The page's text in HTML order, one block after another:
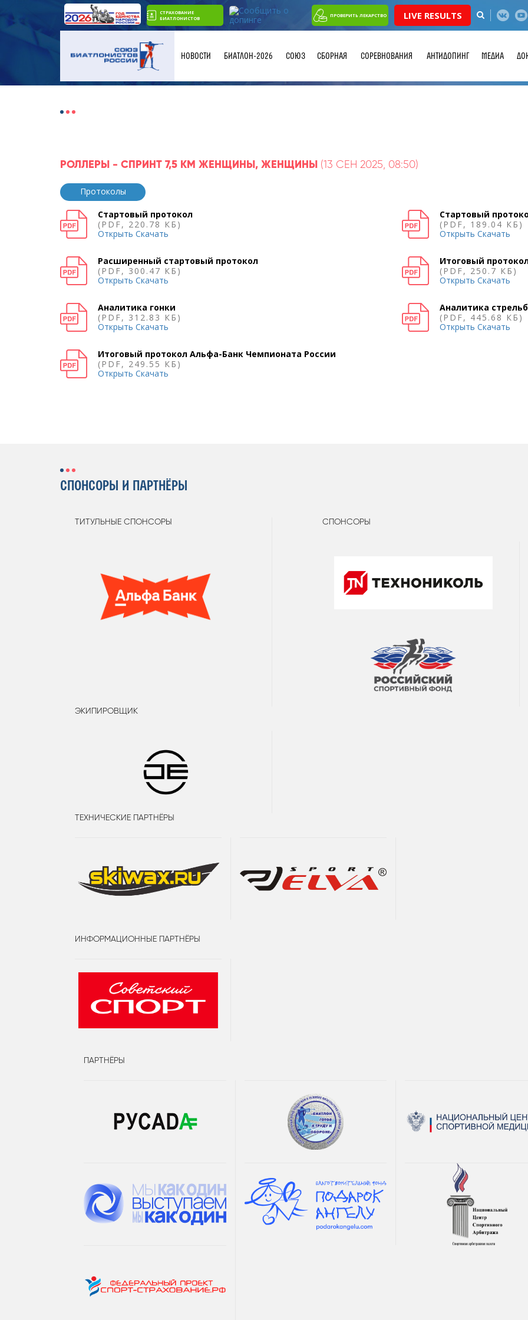
СТРАХОВАНИЕ
БИАТЛОНИСТОВ
ПРОВЕРИТЬ ЛЕКАРСТВО LIVE RESULTS
НОВОСТИ БИАТЛОН-2026 СОЮЗ СБОРНАЯ СОРЕВНОВАНИЯ АНТИДОПИНГ МЕДИА
РОЛЛЕРЫ - СПРИНТ 7,5 КМ ЖЕНЩИНЫ, ЖЕНЩИНЫ (13 СЕН 2025, 08:50)
Протоколы
Стартовый протокол
(PDF, 220.78 КБ)
Открыть Скачать
Стартовый
(PDF, 189.04 КБ)
Открыть Скачать
Расширенный стартовый протокол
(PDF, 300.47 КБ)
Открыть Скачать
Итоговый
(PDF, 250.7 КБ)
Открыть Скачать
Аналитика гонки
(PDF, 312.83 КБ)
Открыть Скачать
Аналитика
(PDF, 445.68 КБ)
Открыть Скачать
Итоговый протокол Альфа-Банк Чемпионата России
(PDF, 249.55 КБ)
Открыть Скачать
СПОНСОРЫ И ПАРТНЁРЫ
ТИТУЛЬНЫЕ СПОНСОРЫ СПОНСОРЫ
ЭКИПИРОВЩИК
ТЕХНИЧЕСКИЕ ПАРТНЁРЫ
ИНФОРМАЦИОННЫЕ ПАРТНЁРЫ
ПАРТНЁРЫ